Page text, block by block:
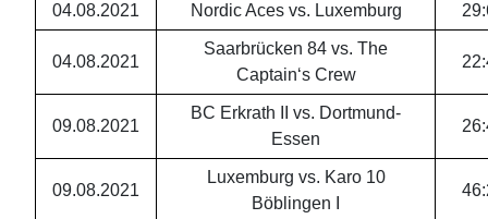
04.08.2021 Nordic Aces vs. Luxemburg 29:
04.08.2021
Saarbrücken 84 vs. The
Captain‘s Crew
22:
09.08.2021
BC Erkrath II vs. Dortmund-
Essen
26:
09.08.2021
Luxemburg vs. Karo 10
Böblingen I
46: